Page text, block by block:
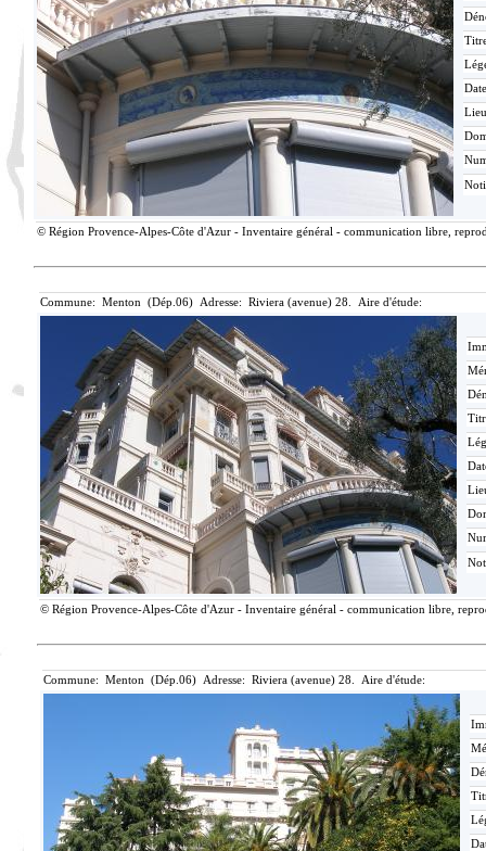
© Région Provence-Alpes-Côte d'Azur - Inventaire général - communication libre,
Commune: Menton (Dép.06) Adresse: Riviera (avenue) 28. Aire d'étude:
© Région Provence-Alpes-Côte d'Azur - Inventaire général - communication libre,
Commune: Menton (Dép.06) Adresse: Riviera (avenue) 28. Aire d'étude: